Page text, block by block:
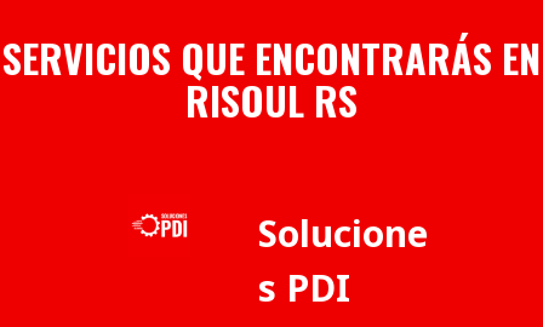
SERVICIOS QUE ENCONTRARÁS EN
RISOUL RS
Solucione
s PDI